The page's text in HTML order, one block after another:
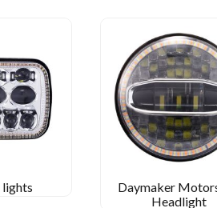
lights
Daymaker
Headlight